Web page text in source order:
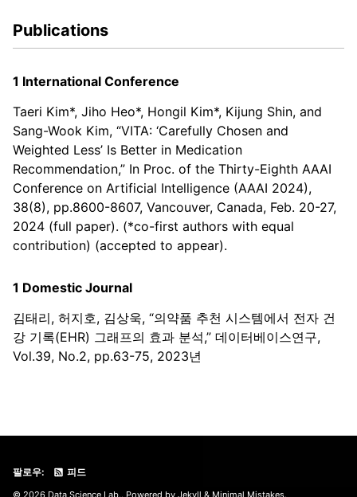
Publications
1 International Conference
Taeri Kim*, Jiho Heo*, Hongil Kim*, Kijung Shin, and
Sang-Wook Kim, “VITA: ‘Carefully Chosen and
Weighted Less’ Is Better in Medication
Recommendation,” In Proc. of the Thirty-Eighth AAAI
Conference on Artificial Intelligence (AAAI 2024),
38(8), pp.8600-8607, Vancouver, Canada, Feb. 20-27,
2024 (full paper). (*co-first authors with equal
contribution) (accepted to appear).
1 Domestic Journal
김태리, 허지호, 김상욱, “의약품 추천 시스템에서 전자 건
강 기록(EHR) 그래프의 효과 분석,” 데이터베이스연구,
Vol.39, No.2, pp.63-75, 2023년
팔로우: 피드